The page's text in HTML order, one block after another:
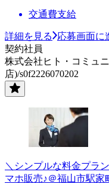
交通費支給
詳細を見る
応募画面に
契約社員
株式会社ヒト・コミュ
店)/s0f2226070202
＼シンプルな料金プラ
マホ販売♪＠福山市駅家